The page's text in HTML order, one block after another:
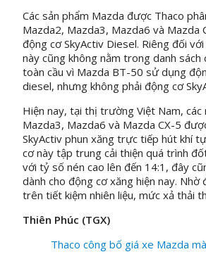
Các sản phẩm Mazda được Thaco
Mazda2, Mazda3, Mazda6 và Mazda
động cơ SkyActiv Diesel. Riêng đối
này cũng không nằm trong danh
toàn cầu vì Mazda BT-50 sử dụng
diesel, nhưng không phải động cơ
Hiện nay, tại thị trường Việt Nam, các
Mazda3, Mazda6 và Mazda CX-5
SkyActiv phun xăng trực tiếp hút khí
cơ này tập trung cải thiện quá trình
với tỷ số nén cao lên đến 14:1, đây
dành cho động cơ xăng hiện nay.
trên tiết kiệm nhiên liệu, mức xả thải
Thiên Phúc (TGX)
Thaco công bố giá xe Mazda